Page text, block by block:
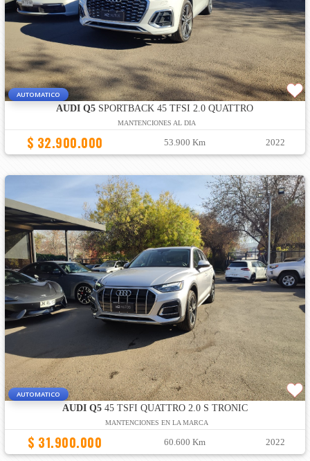
AUTOMATICO
AUDI Q5 SPORTBACK 45 TFSI 2.0 QUATTRO
MANTENCIONES AL DIA
$ 32.900.000 53.900 Km 2022
AUTOMATICO
AUDI Q545 TSFI QUATTRO 2.0 S TRONIC
MANTENCIONES EN LA MARCA
$ 31.900.000 60.600 Km 2022